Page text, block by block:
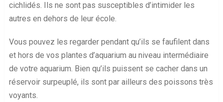
cichlidés. Ils ne sont pas susceptibles d’intimider les
autres en dehors de leur école.
Vous pouvez les regarder pendant qu’ils se faufilent dans
et hors de vos plantes d’aquarium au niveau intermédiaire
de votre aquarium. Bien qu’ils puissent se cacher dans un
réservoir surpeuplé, ils sont par ailleurs des poissons très
voyants.